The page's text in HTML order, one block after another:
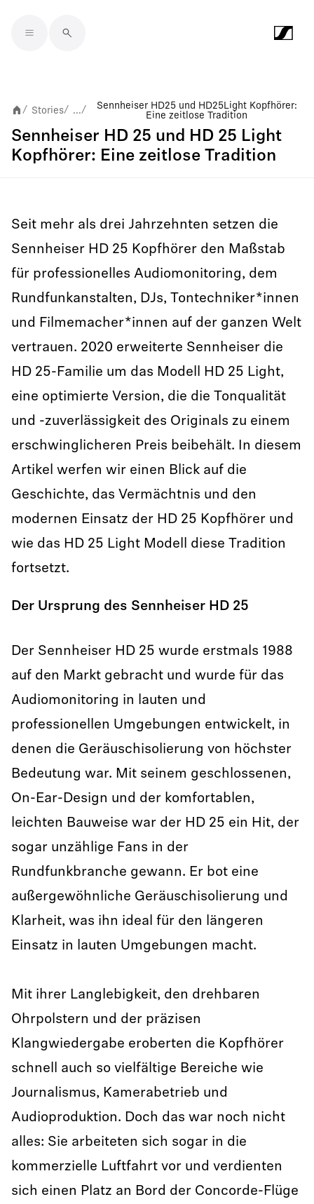
/ Stories/ .../
Sennheiser HD 25 und HD 25 Light Kopfhörer:
Eine zeitlose Tradition
Sennheiser HD 25 und HD 25 Light
Kopfhörer: Eine zeitlose Tradition
Seit mehr als drei Jahrzehnten setzen die
Sennheiser HD 25 Kopfhörer den Maßstab
für professionelles Audiomonitoring, dem
Rundfunkanstalten, DJs, Tontechniker*innen
und Filmemacher*innen auf der ganzen Welt
vertrauen. 2020 erweiterte Sennheiser die
HD 25-Familie um das Modell HD 25 Light,
eine optimierte Version, die die Tonqualität
und -zuverlässigkeit des Originals zu einem
erschwinglicheren Preis beibehält. In diesem
Artikel werfen wir einen Blick auf die
Geschichte, das Vermächtnis und den
modernen Einsatz der HD 25 Kopfhörer und
wie das HD 25 Light Modell diese Tradition
fortsetzt.
Der Ursprung des Sennheiser HD 25
Der Sennheiser HD 25 wurde erstmals 1988
auf den Markt gebracht und wurde für das
Audiomonitoring in lauten und
professionellen Umgebungen entwickelt, in
denen die Geräuschisolierung von höchster
Bedeutung war. Mit seinem geschlossenen,
On-Ear-Design und der komfortablen,
leichten Bauweise war der HD 25 ein Hit, der
sogar unzählige Fans in der
Rundfunkbranche gewann. Er bot eine
außergewöhnliche Geräuschisolierung und
Klarheit, was ihn ideal für den längeren
Einsatz in lauten Umgebungen macht.
Mit ihrer Langlebigkeit, den drehbaren
Ohrpolstern und der präzisen
Klangwiedergabe eroberten die Kopfhörer
schnell auch so vielfältige Bereiche wie
Journalismus, Kamerabetrieb und
Audioproduktion. Doch das war noch nicht
alles: Sie arbeiteten sich sogar in die
kommerzielle Luftfahrt vor und verdienten
sich einen Platz an Bord der Concorde-Flüge